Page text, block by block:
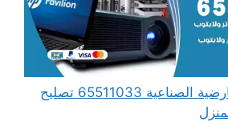
مهندس كمبيوتر العارضية الصناعية 65511033 تصليح